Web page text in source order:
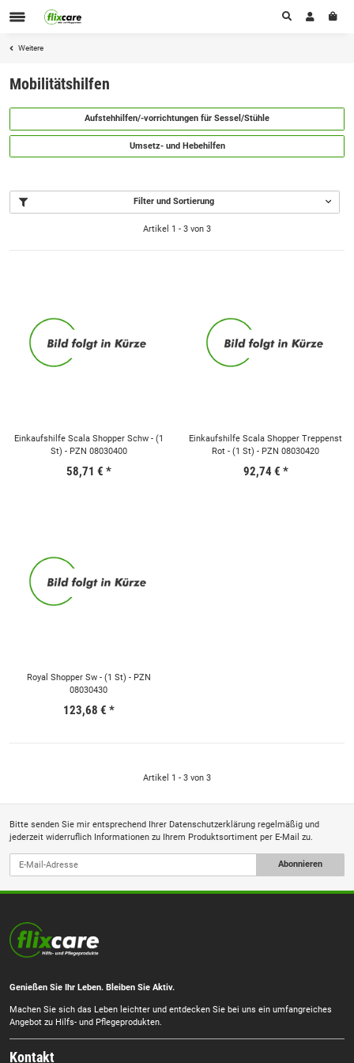
Weitere
Mobilitätshilfen
Aufstehhilfen/-vorrichtungen für Sessel/Stühle
Umsetz- und Hebehilfen
Filter und Sortierung
Artikel 1 - 3 von 3
Einkaufshilfe Scala Shopper Schw - (1
St) - PZN 08030400
58,71 € *
Einkaufshilfe Scala Shopper Treppenst
Rot - (1 St) - PZN 08030420
92,74 € *
Royal Shopper Sw - (1 St) - PZN
08030430
123,68 € *
Artikel 1 - 3 von 3
Bitte senden Sie mir entsprechend Ihrer Datenschutzerklärung regelmäßig und
jederzeit widerruflich Informationen zu Ihrem Produktsortiment per E-Mail zu.
Abonnieren
Genießen Sie Ihr Leben. Bleiben Sie Aktiv.
Machen Sie sich das Leben leichter und entdecken Sie bei uns ein umfangreiches
Angebot zu Hilfs- und Pflegeprodukten.
Kontakt